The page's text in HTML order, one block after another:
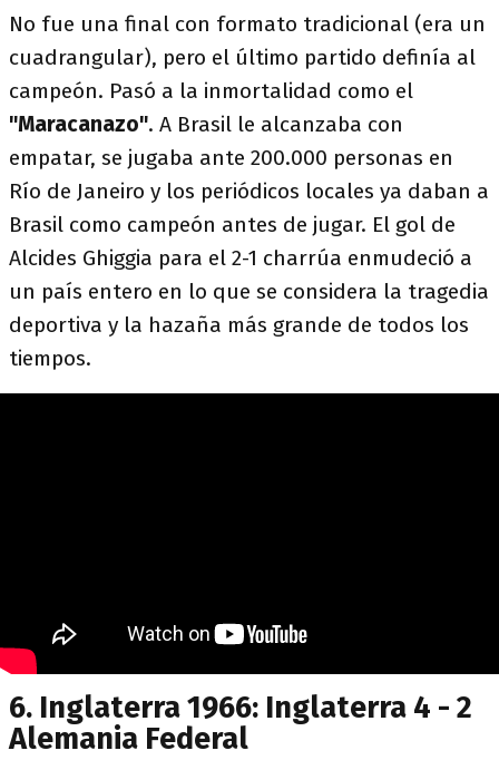
No fue una final con formato tradicional (era un
cuadrangular), pero el último partido definía al
campeón. Pasó a la inmortalidad como el
"Maracanazo". A Brasil le alcanzaba con
empatar, se jugaba ante 200.000 personas en
Río de Janeiro y los periódicos locales ya daban a
Brasil como campeón antes de jugar. El gol de
Alcides Ghiggia para el 2-1 charrúa enmudeció a
un país entero en lo que se considera la tragedia
deportiva y la hazaña más grande de todos los
tiempos.
6. Inglaterra 1966: Inglaterra 4 - 2
Alemania Federal